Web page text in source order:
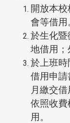
開放本
會等借用
於生化
地借用；
於上班時
借用申請
月繳交
依照收
用。